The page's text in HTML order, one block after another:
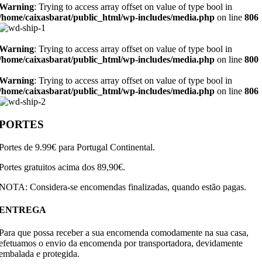
: Trying to access array offset on value of type bool in
caixasbarat/public_html/wp-includes/media.php on line 806
: Trying to access array offset on value of type bool in
caixasbarat/public_html/wp-includes/media.php on line 800
: Trying to access array offset on value of type bool in
caixasbarat/public_html/wp-includes/media.php on line 806
de 9.99€ para Portugal Continental.
gratuitos acima dos 89,90€.
Considera-se encomendas finalizadas, quando estão pagas.
que possa receber a sua encomenda comodamente na sua casa,
o envio da encomenda por transportadora, devidamente
e protegida.